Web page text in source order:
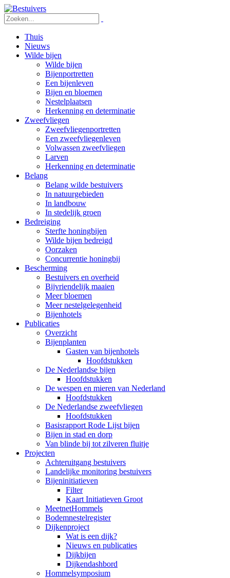
Thuis
Nieuws
Wilde bijen
Wilde bijen
Bijenportretten
Een bijenleven
Bijen en bloemen
Nestelplaatsen
Herkenning en determinatie
Zweefvliegen
Zweefvliegenportretten
Een zweefvliegenleven
Volwassen zweefvliegen
Larven
Herkenning en determinatie
Belang
Belang wilde bestuivers
In natuurgebieden
In landbouw
In stedelijk groen
Bedreiging
Sterfte honingbijen
Wilde bijen bedreigd
Oorzaken
Concurrentie honingbij
Bescherming
Bestuivers en overheid
Bijvriendelijk maaien
Meer bloemen
Meer nestelgelegenheid
Bijenhotels
Publicaties
Overzicht
Bijenplanten
Gasten van bijenhotels
Hoofdstukken
De Nederlandse bijen
Hoofdstukken
De wespen en mieren van Nederland
Hoofdstukken
De Nederlandse zweefvliegen
Hoofdstukken
Basisrapport Rode Lijst bijen
Bijen in stad en dorp
Van blinde bij tot zilveren fluitje
Projecten
Achteruitgang bestuivers
Landelijke monitoring bestuivers
Bijeninitiatieven
Filter
Kaart Initiatieven Groot
MeetnetHommels
Bodemnestelregister
Dijkenproject
Wat is een dijk?
Nieuws en publicaties
Dijkbijen
Dijkendashbord
Hommelsymposium